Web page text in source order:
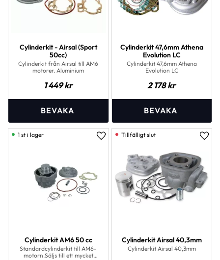
Cylinderkit - Airsal (Sport
50cc)
Cylinderkit från Airsal till AM6
motorer. Aluminium
1 449kr
Cylinderkit 47,6mm Athena
Evolution LC
Cylinderkit 47,6mm Athena
Evolution LC
2 178kr
Cylinderkit AM6 50 cc
Standardcylinderkit till AM6-
motorn.Säljs till ett mycket
Lägg till i favoriter
1 st i lager
Cylinderkit Airsal 40,3mm
Cylinderkit Airsal 40,3mm